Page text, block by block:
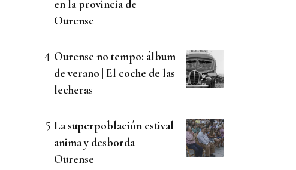
en la provincia de
Ourense
Ourense no tempo: álbum
de verano | El coche de las
lecheras
La superpoblación estival
anima y desborda
Ourense